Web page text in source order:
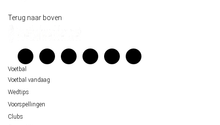
Belfast decor voor de loting van EK 2028 kwalificatie
Wedgidsen
Verantwoord wedden
Over ons
Terug naar boven
Voetbal
Voetbal vandaag
Wedtips
Voorspellingen
Clubs